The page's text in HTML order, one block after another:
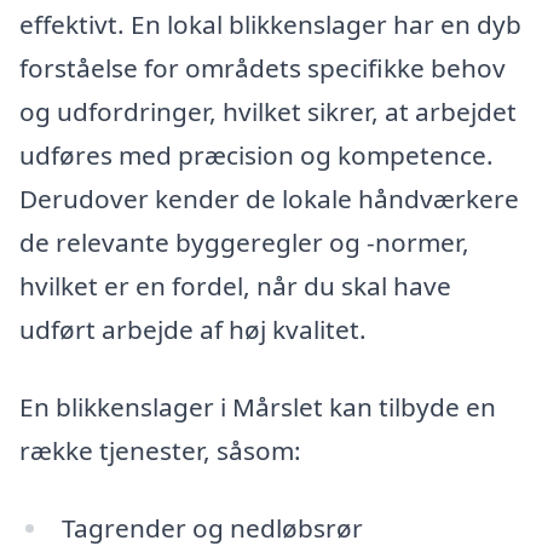
effektivt. En lokal blikkenslager har en dyb
forståelse for områdets specifikke behov
og udfordringer, hvilket sikrer, at arbejdet
udføres med præcision og kompetence.
Derudover kender de lokale håndværkere
de relevante byggeregler og -normer,
hvilket er en fordel, når du skal have
udført arbejde af høj kvalitet.
En blikkenslager i Mårslet kan tilbyde en
række tjenester, såsom:
Tagrender og nedløbsrør